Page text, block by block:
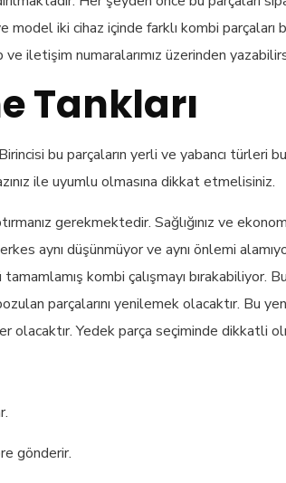
model iki cihaz içinde farklı kombi
iletişim numaralarımız üzerinden
Tankları
bu parçaların yerli ve yabancı türleri
ile uyumlu olmasına dikkat etmelisiniz.
gerekmektedir. Sağlığınız ve
aynı düşünmüyor ve aynı önlemi
kombi çalışmayı
parçalarını yenilemek olacaktır. Bu
olacaktır. Yedek parça seçiminde dikkatli
gönderir.